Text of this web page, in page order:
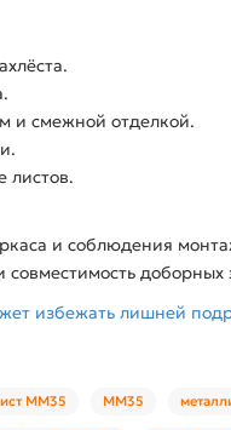
и смежной отделкой.
листов.
и соблюдения
доборных
избежать лишней
ММ35 ММ35